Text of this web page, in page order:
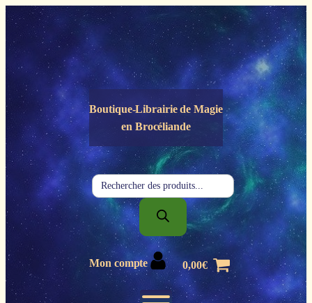
Panneau de gestion des cookies
Boutique-Librairie deMagie
en Brocéliande
Recherche
de
produits
Mon compte 0,00€